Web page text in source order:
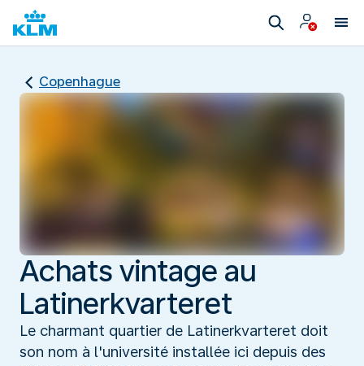
Copenhague
Achats vintage au
Latinerkvarteret
Le charmant quartier de Latinerkvarteret doit
son nom à l'université installée ici depuis des